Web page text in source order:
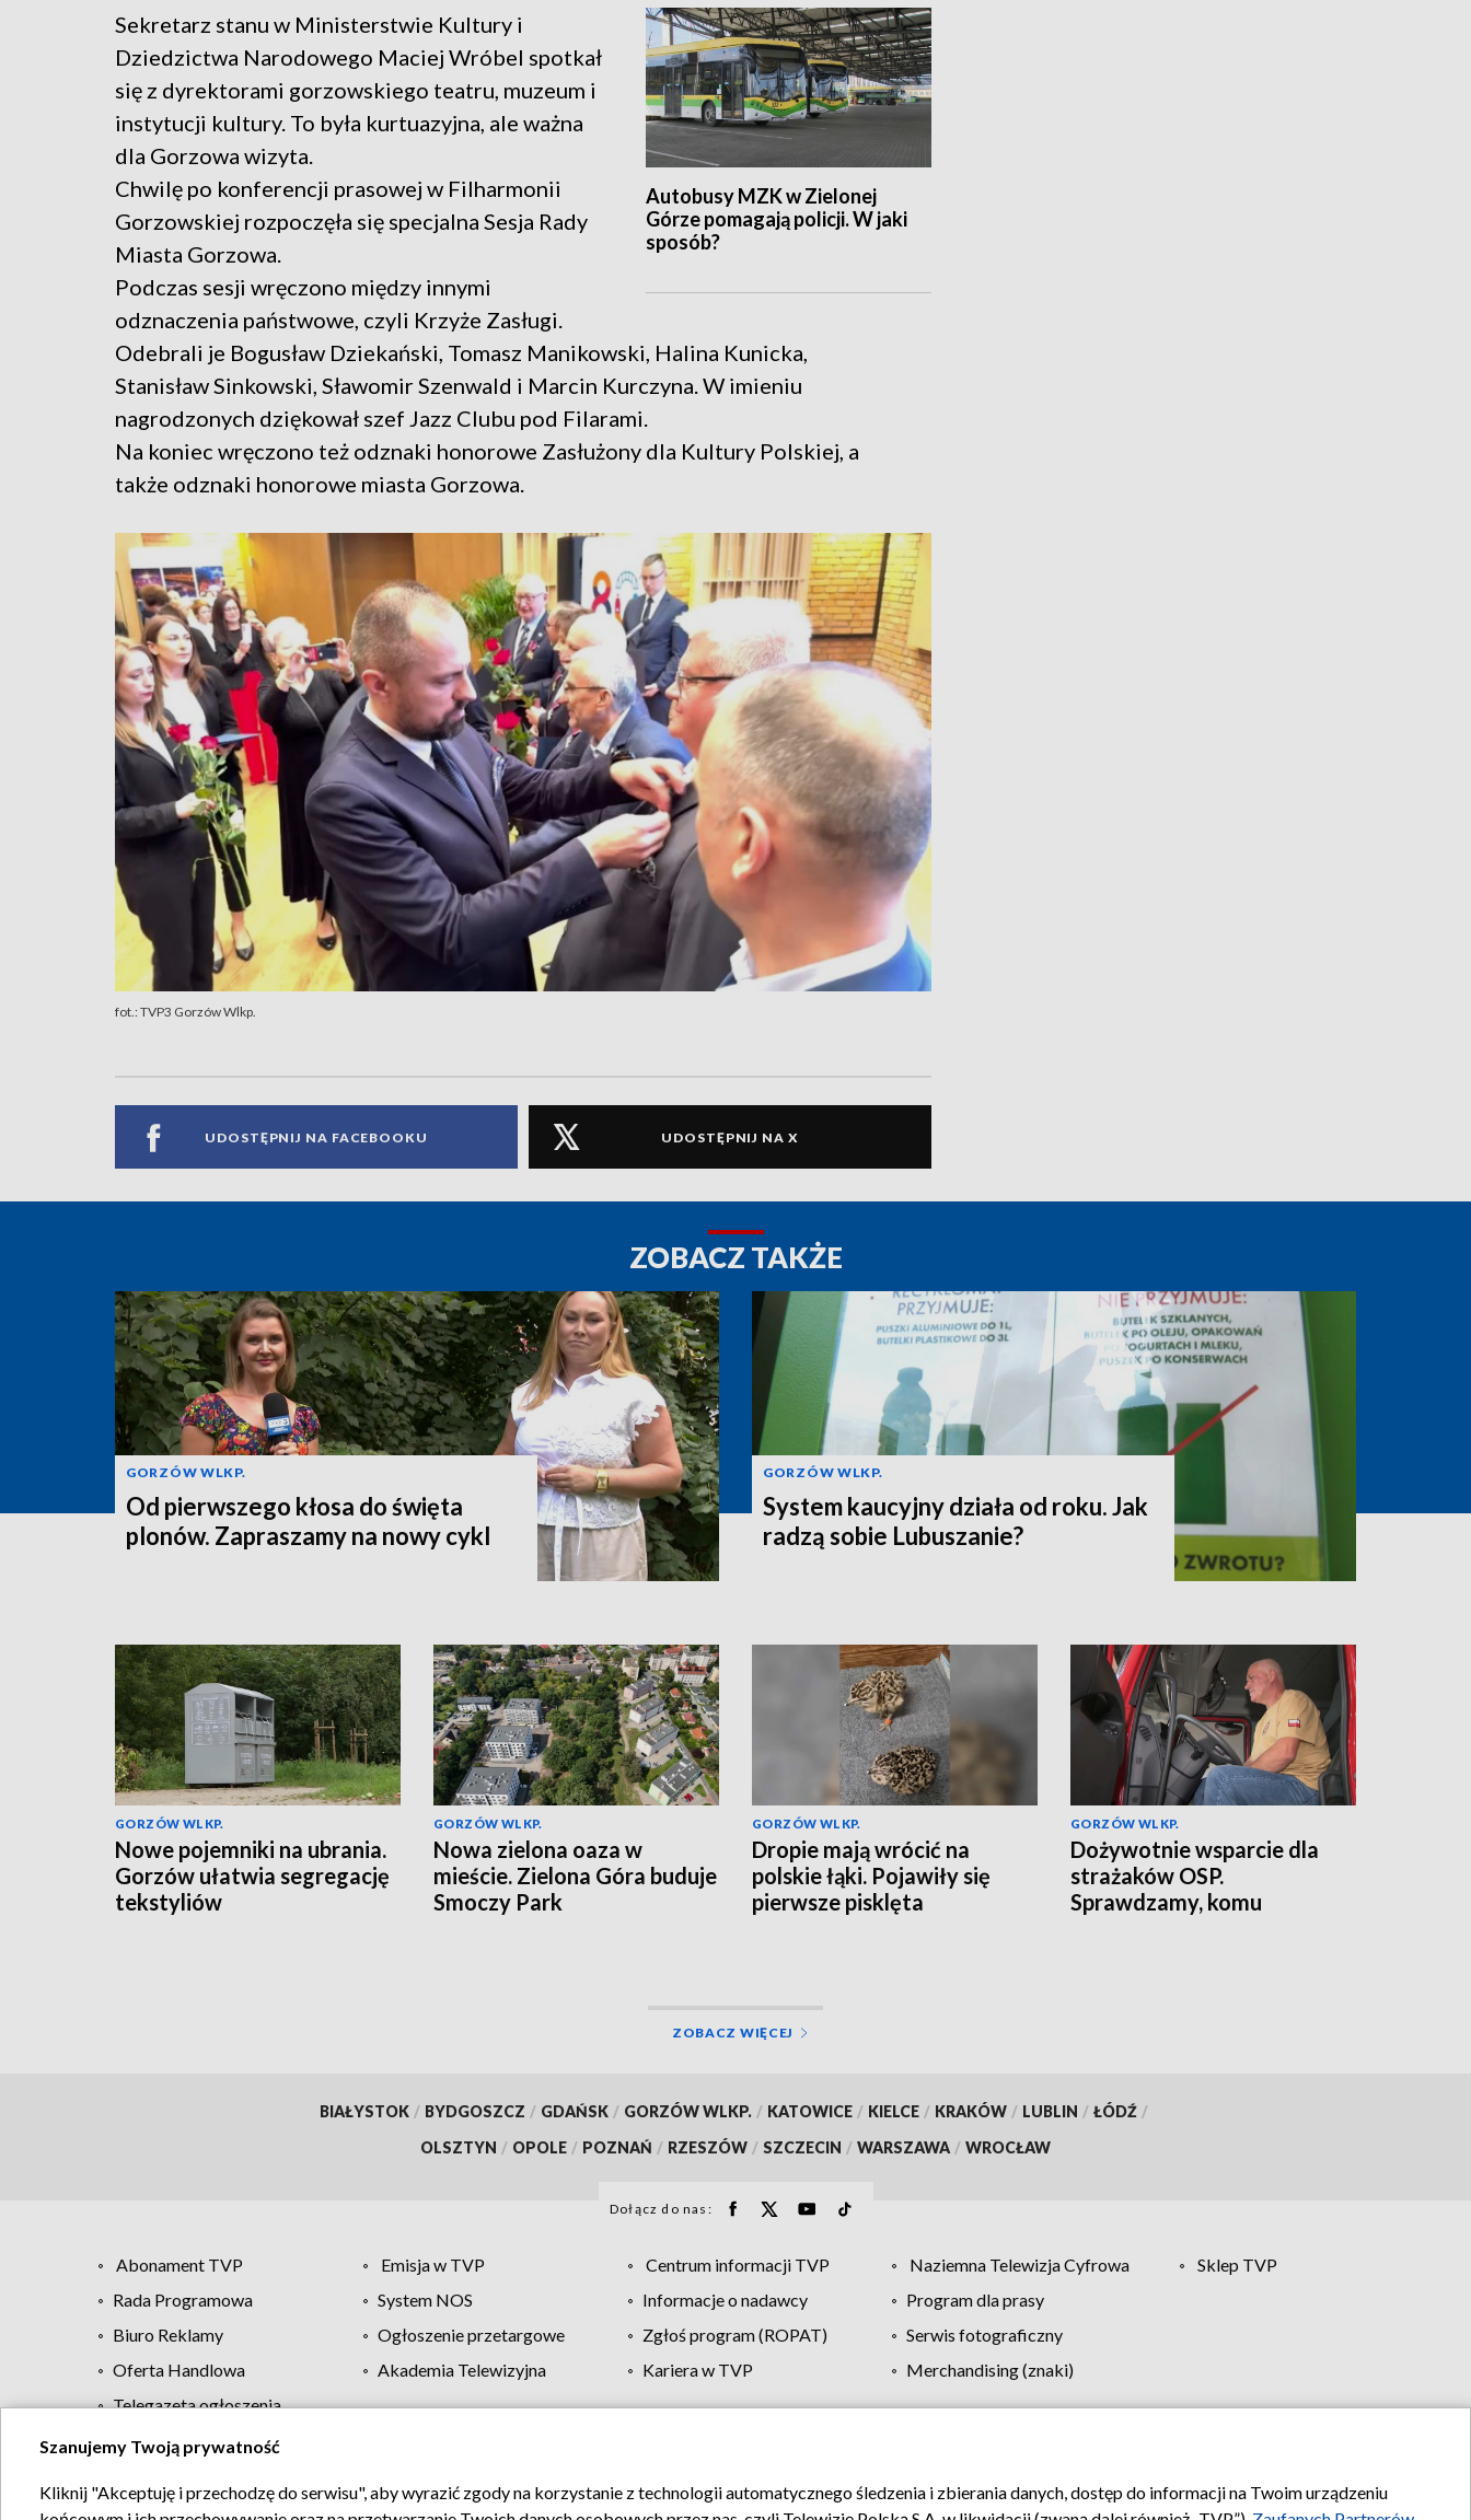
Autobusy MZK w Zielonej
Górze pomagają policji. W jaki
sposób?
Sekretarz stanu w Ministerstwie Kultury i
Dziedzictwa Narodowego Maciej Wróbel spotkał
się z dyrektorami gorzowskiego teatru, muzeum i
instytucji kultury. To była kurtuazyjna, ale ważna
dla Gorzowa wizyta.
Chwilę po konferencji prasowej w Filharmonii
Gorzowskiej rozpoczęła się specjalna Sesja Rady
Miasta Gorzowa.
Podczas sesji wręczono między innymi
odznaczenia państwowe, czyli Krzyże Zasługi.
Odebrali je Bogusław Dziekański, Tomasz Manikowski, Halina Kunicka,
Stanisław Sinkowski, Sławomir Szenwald i Marcin Kurczyna. W imieniu
nagrodzonych dziękował szef Jazz Clubu pod Filarami.
Na koniec wręczono też odznaki honorowe Zasłużony dla Kultury Polskiej, a
także odznaki honorowe miasta Gorzowa.
fot.: TVP3 Gorzów Wlkp.
UDOSTĘPNIJ NA FACEBOOKU UDOSTĘPNIJ NA X
ZOBACZ TAKŻE
GORZÓW WLKP.
Od pierwszego kłosa do święta
plonów. Zapraszamy na nowy cykl
GORZÓW WLKP.
System kaucyjny działa od roku. Jak
radzą sobie Lubuszanie?
GORZÓW WLKP.
Nowe pojemniki na ubrania.
Gorzów ułatwia segregację
tekstyliów
GORZÓW WLKP.
Nowa zielona oaza w
mieście. Zielona Góra buduje
Smoczy Park
GORZÓW WLKP.
Dropie mają wrócić na
polskie łąki. Pojawiły się
pierwsze pisklęta
GORZÓW WLKP.
Dożywotnie wsparcie dla
strażaków OSP.
Sprawdzamy, komu
ZOBACZ WIĘCEJ
BIAŁYSTOK / BYDGOSZCZ / GDAŃSK / GORZÓW WLKP. / KATOWICE / KIELCE / KRAKÓW / LUBLIN / ŁÓDŹ /
OLSZTYN / OPOLE / POZNAŃ / RZESZÓW / SZCZECIN / WARSZAWA / WROCŁAW
Dołącz do nas:
Abonament TVP Emisja w TVP Centrum informacji TVP Naziemna Telewizja Cyfrowa
Sklep TVP
Rada Programowa
System NOS Informacje o nadawcy
Program dla prasy
Biuro Reklamy
Ogłoszenie przetargowe Zgłoś program (ROPAT)
Serwis fotograficzny
Oferta Handlowa
Akademia Telewizyjna Kariera w TVP
Merchandising (znaki)
Telegazeta ogłoszenia
Regulamin TVP Polityka prywatności Moje zgody Pomoc Biuro reklamy Kontakt
Szanujemy Twoją prywatność
Kliknij "Akceptuję i przechodzę do serwisu", aby wyrazić zgody na korzystanie z technologii automatycznego śledzenia i zbierania danych, dostęp do informacji na Twoim urządzeniu